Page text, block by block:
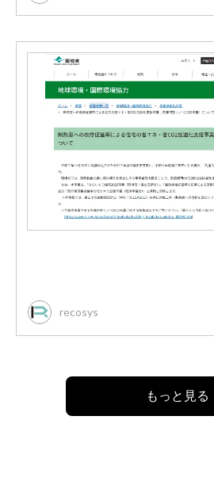
recosys
もっと見る